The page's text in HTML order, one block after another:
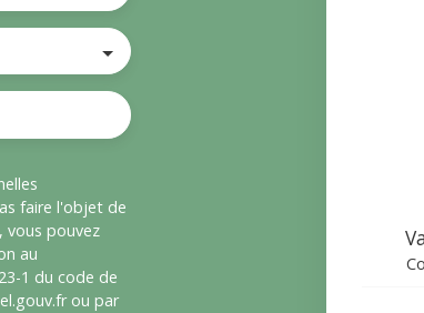
faire l'objet de
vous pouvez
au
1 du code de
ou par